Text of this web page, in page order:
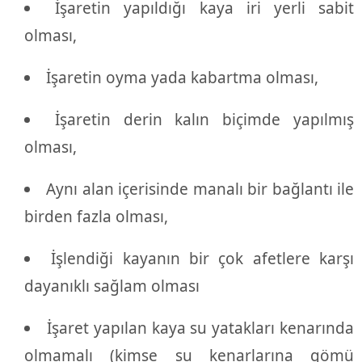
İşaretin yapıldığı kaya iri yerli sabit
olması,
İşaretin oyma yada kabartma olması,
İşaretin derin kalın biçimde yapılmış
olması,
Aynı alan içerisinde manalı bir bağlantı ile
birden fazla olması,
İşlendiği kayanın bir çok afetlere karşı
dayanıklı sağlam olması
İşaret yapılan kaya su yatakları kenarında
olmamalı (kimse su kenarlarına gömü